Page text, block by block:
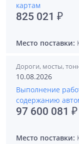
картам
825 021 ₽
Место поставки:
Дороги, мосты,
10.08.2026
Выполнение
содержанию
97 600 081 ₽
Место поставки: